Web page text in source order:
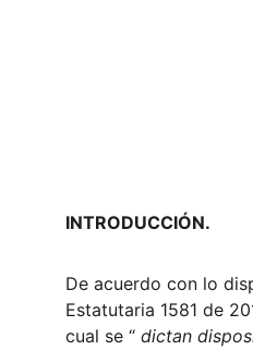
INTRODUCCIÓN.
De acuerdo con lo
Estatutaria 1581 de
cual se “ dictan